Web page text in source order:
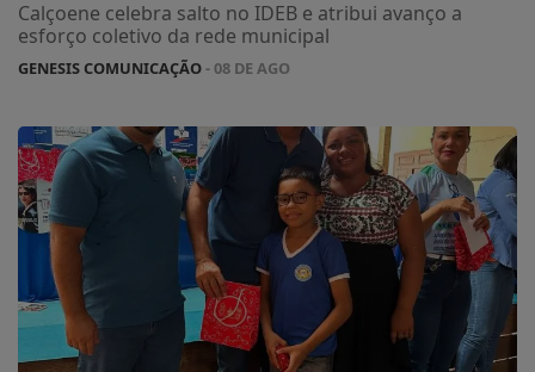
Calçoene celebra salto no IDEB e atribui avanço a
esforço coletivo da rede municipal
GENESIS COMUNICAÇÃO- 08 DE AGO